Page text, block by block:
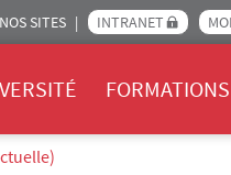
SITES INTRANET
FORMATIONS